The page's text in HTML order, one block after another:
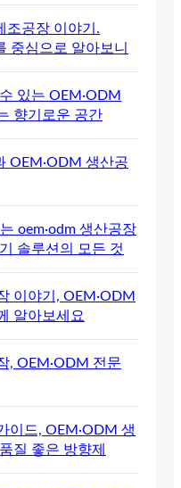
조공장 이야기.
중심으로 알아보니
있는 OEM·ODM
향기로운 공간
OEM·ODM 생산공
oem·odm 생산공장
솔루션의 모든 것
이야기, OEM·ODM
알아보세요
, OEM·ODM 전문
이드, OEM·ODM 생
질 좋은 방향제